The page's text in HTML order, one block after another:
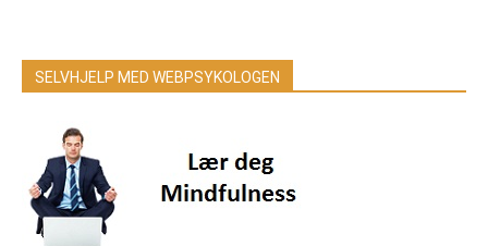
SELVHJELP MED WEBPSYKOLOGEN